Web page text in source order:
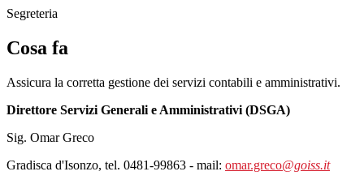
Segreteria
Cosa fa
Assicura la corretta gestione dei servizi contabili e amministrativi.
Direttore Servizi Generali e Amministrativi (DSGA)
Sig. Omar Greco
Gradisca d'Isonzo, tel. 0481-99863 - mail: omar.greco@goiss.it